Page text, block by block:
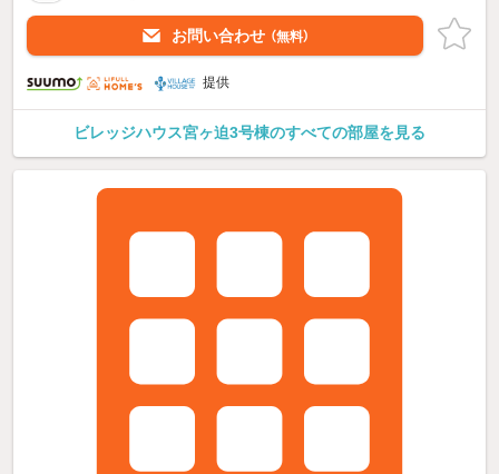
お問い合わせ （無料）
提供
ビレッジハウス宮ヶ迫3号棟のすべての部屋を見る